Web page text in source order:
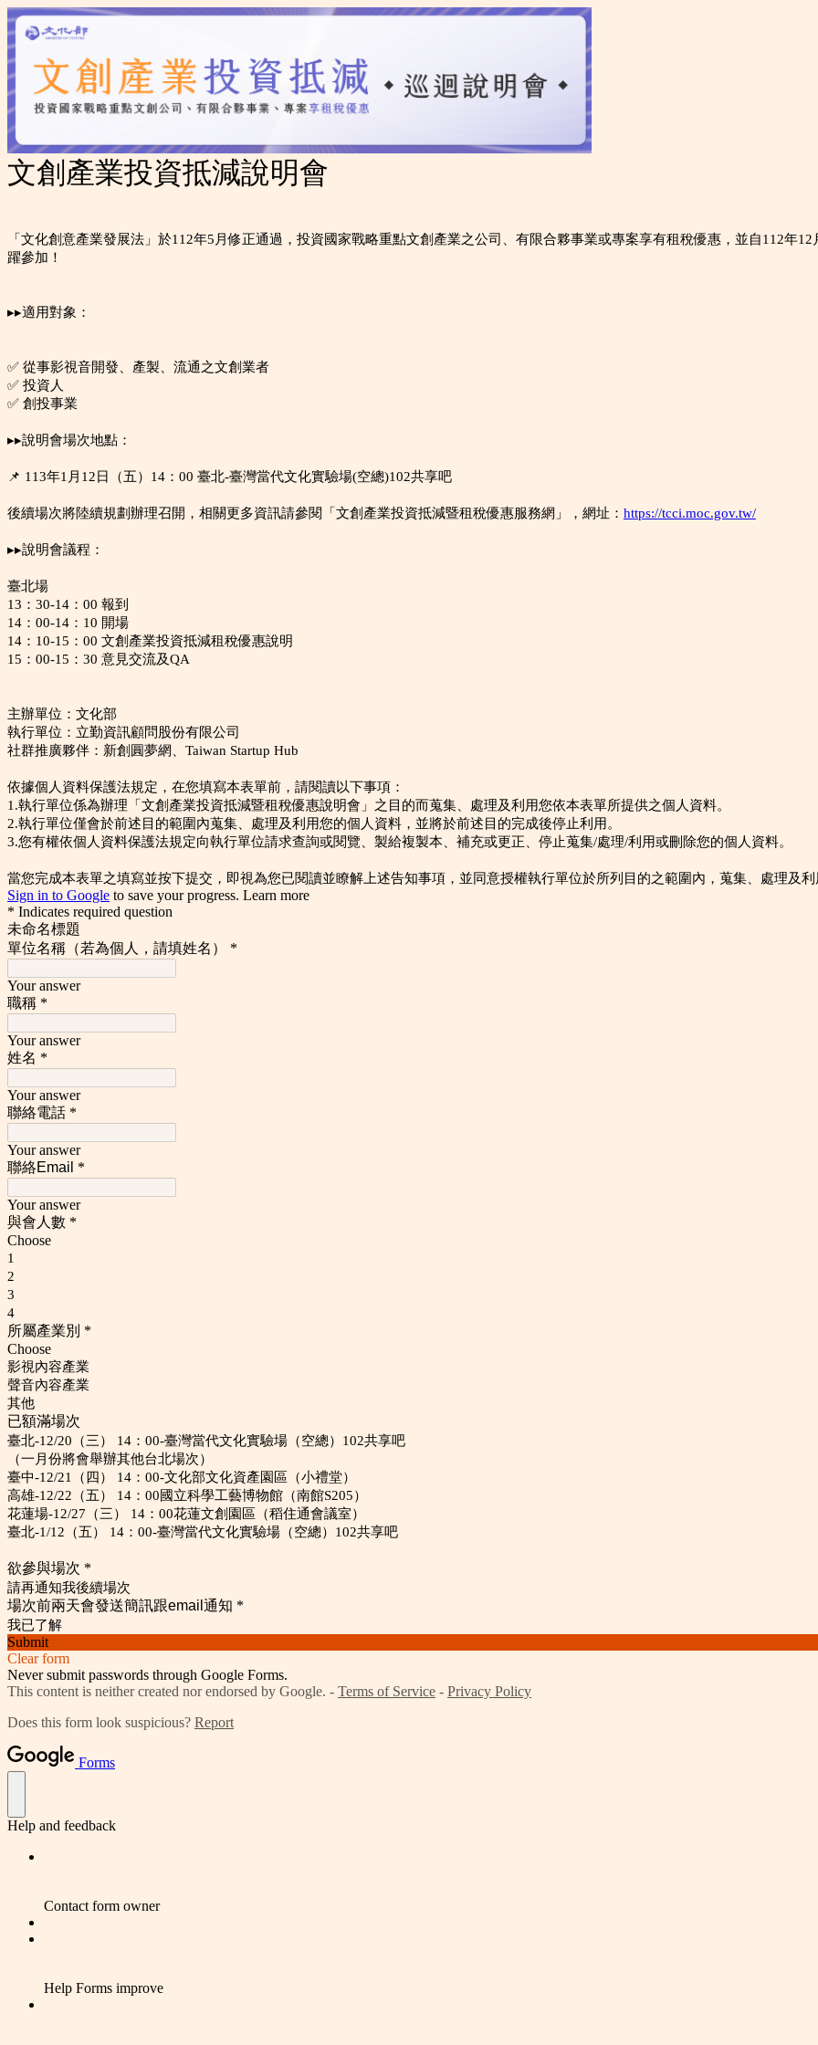
文創產業投資抵減說明會
「文化創意產業發展法」於112年5月修正通過，投資國家戰略重點文創產業之公司、有限合夥事業或專案享有租稅優惠，並自112年
躍參加！
▸▸適用對象：
✅ 從事影視音開發、產製、流通之文創業者
✅ 投資人
✅ 創投事業
▸▸說明會場次地點：
📌 113年1月12日（五）14：00 臺北-臺灣當代文化實驗場(空總)102共享吧
後續場次將陸續規劃辦理召開，相關更多資訊請參閱「文創產業投資抵減暨租稅優惠服務網」，網址： https://tcci.moc.gov.tw/
▸▸說明會議程：
臺北場
13：30-14：00 報到
14：00-14：10 開場
14：10-15：00 文創產業投資抵減租稅優惠說明
15：00-15：30 意見交流及QA
主辦單位：文化部
執行單位：立勤資訊顧問股份有限公司
社群推廣夥伴：新創圓夢網、 Taiwan Startup Hub
依據個人資料保護法規定，在您填寫本表單前，請閱讀以下事項：
1.執行單位係為辦理「文創產業投資抵減暨租稅優惠說明會」之目的而蒐集、處理及利用您依本表單所提供之個人資料。
2.執行單位僅會於前述目的範圍內蒐集、處理及利用您的個人資料，並將於前述目的完成後停止利用。
3.您有權依個人資料保護法規定向執行單位請求查詢或閱覽、製給複製本、補充或更正、停止蒐集/處理/利用或刪除您的個人資料。
當您完成本表單之填寫並按下提交，即視為您已閱讀並瞭解上述告知事項，並同意授權執行單位於所列目的之範圍內，蒐集、處理及
Sign in to Google to save your progress. Learn more
* Indicates required question
未命名標題
單位名稱（若為個人，請填姓名） *
Your answer
職稱 *
Your answer
姓名 *
Your answer
聯絡電話 *
Your answer
聯絡Email *
Your answer
與會人數 *
Choose
1
2
3
4
所屬產業別 *
Choose
影視內容產業
聲音內容產業
其他
已額滿場次
臺北-12/20（三） 14：00-臺灣當代文化實驗場（空總）102共享吧
（一月份將會舉辦其他台北場次）
臺中-12/21（四） 14：00-文化部文化資產園區（小禮堂）
高雄-12/22（五） 14：00國立科學工藝博物館（南館S205）
花蓮場-12/27（三） 14：00花蓮文創園區（稻住通會議室）
臺北-1/12（五） 14：00-臺灣當代文化實驗場（空總）102共享吧
欲參與場次 *
請再通知我後續場次
場次前兩天會發送簡訊跟email通知 *
我已了解
Submit
Clear form
Never submit passwords through Google Forms.
This content is neither created nor endorsed by Google. - Terms of Service - Privacy Policy
Does this form look suspicious? Report
Forms
Help and feedback
Contact form owner
Help Forms improve